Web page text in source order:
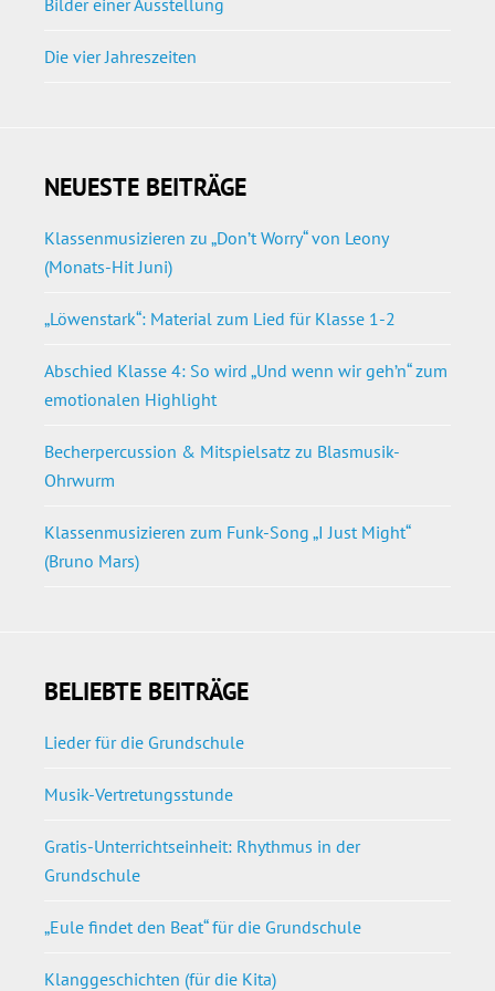
Bilder einer Ausstellung
Die vier Jahreszeiten
NEUESTE BEITRÄGE
Klassenmusizieren zu „Don’t Worry“ von Leony
(Monats-Hit Juni)
„Löwenstark“: Material zum Lied für Klasse 1-2
Abschied Klasse 4: So wird „Und wenn wir geh’n“ zum
emotionalen Highlight
Becherpercussion & Mitspielsatz zu Blasmusik-
Ohrwurm
Klassenmusizieren zum Funk-Song „I Just Might“
(Bruno Mars)
BELIEBTE BEITRÄGE
Lieder für die Grundschule
Musik-Vertretungsstunde
Gratis-Unterrichtseinheit: Rhythmus in der
Grundschule
„Eule findet den Beat“ für die Grundschule
Klanggeschichten (für die Kita)